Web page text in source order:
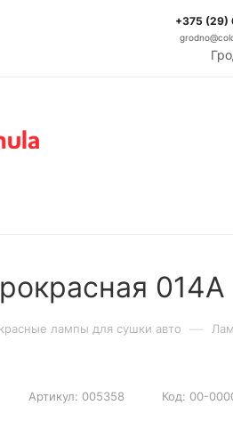
+375
014А
лампы для сушки авто —
Артикул: 005358 Код: 00-